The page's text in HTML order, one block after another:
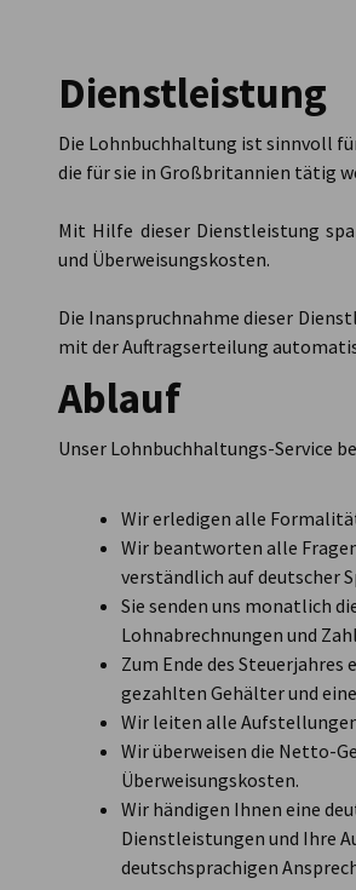
Dienstleistung
Die Lohnbuchhaltung ist sinnvoll
die für sie in Großbritannien tätig
Mit Hilfe dieser Dienstleistung
und Überweisungskosten.
Die Inanspruchnahme dieser
mit der Auftragserteilung
Ablauf
Unser Lohnbuchhaltungs-Service
Wir erledigen alle
Wir beantworten alle
verständlich auf deutscher
Sie senden uns monatlich
Lohnabrechnungen und
Zum Ende des
gezahlten Gehälter und
Wir leiten alle
Wir überweisen die Netto-
Überweisungskosten.
Wir händigen Ihnen eine
Dienstleistungen und Ihre
deutschsprachigen